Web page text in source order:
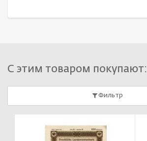
С этим товаром покупают:
Фильтр